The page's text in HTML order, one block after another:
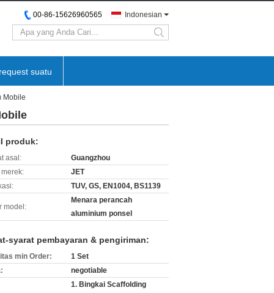
Indonesian
00-86-15626960565
search
suatu
Mobile
produk:
asal:
Guangzhou
merek:
JET
TUV, GS, EN1004, BS1139
model:
Menara perancah
aluminium ponsel
syarat pembayaran & pengiriman:
min Order:
1 Set
negotiable
1. Bingkai Scaffolding